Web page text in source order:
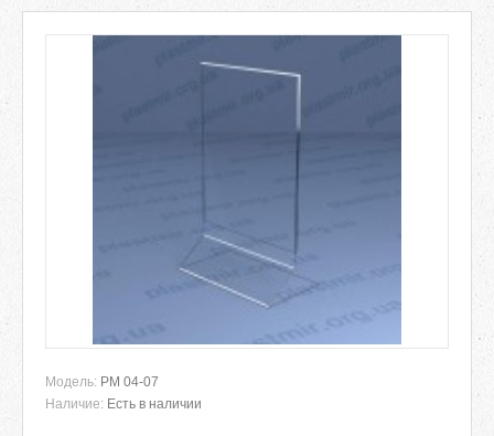
Модель: РМ 04-07
Наличие: Есть в наличии